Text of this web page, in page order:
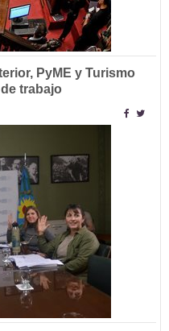
PyME y Turismo
trabajo